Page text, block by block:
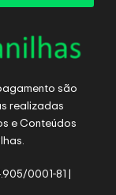
são
realizadas
e Conteúdos
0001-81 |